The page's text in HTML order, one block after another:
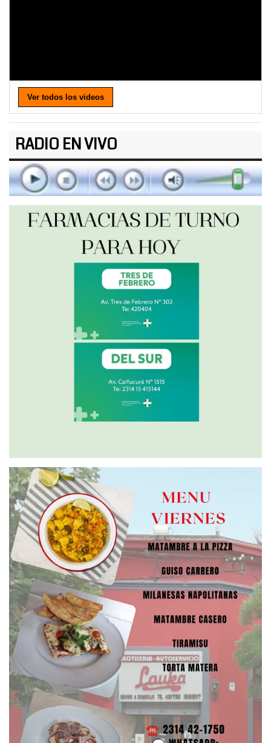
Ver todos los videos
RADIO EN VIVO